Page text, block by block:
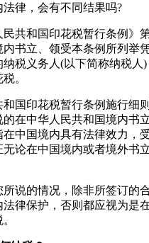
律，会有不同结果吗?
民共和国印花税暂行条例》
内书立、领受本条例所列举
税义务人(以下简称纳税人
。
和国印花税暂行条例施行细
在中华人民共和国境内书
在中国境内具有法律效力，
无论在中国境内或者境外书
所说的情况，除非所签订的
法律保护，否则都应视为是